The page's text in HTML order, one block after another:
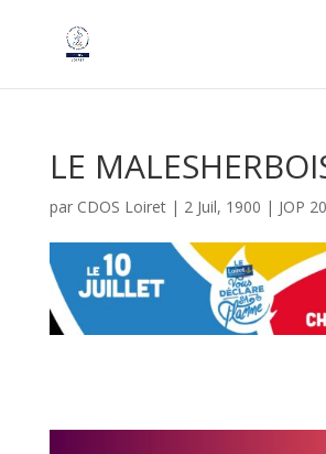
LE
par CDOS Loiret| 2 Juil, 1900 | JOP